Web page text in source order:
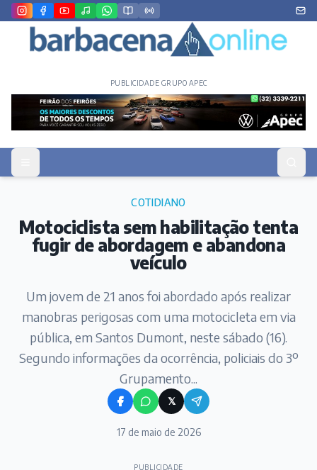
PUBLICIDADE GRUPO APEC
COTIDIANO
Motociclista sem habilitação tenta
fugir de abordagem e abandona
veículo
Um jovem de 21 anos foi abordado após realizar
manobras perigosas com uma motocicleta em via
pública, em Santos Dumont, neste sábado (16).
Segundo informações da ocorrência, policiais do 3º
Grupamento...
𝕏
17 de maio de 2026
PUBLICIDADE